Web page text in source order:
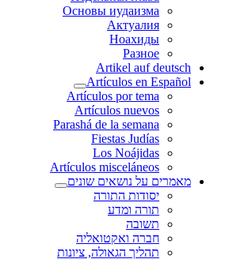
Основы иудаизма
Актуалия
Ноахиды
Разное
Artikel auf deutsch
Artículos en Español
Artículos por tema
Artículos nuevos
Parashá de la semana
Fiestas Judías
Los Noájidas
Artículos misceláneos
מאמרים על נושאים שונים
יסודות התורה
תורה ומדע
תשובה
חברה ואקטואליה
תהליך הגאולה, ציונות